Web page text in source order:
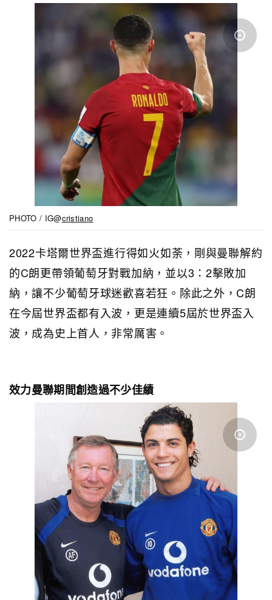
PHOTO / IG@cristiano
2022卡塔爾世界盃進行得如火如荼，剛與曼聯解約
的C朗更帶領葡萄牙對戰加納，並以3：2擊敗加
納，讓不少葡萄牙球迷歡喜若狂。除此之外，C朗
在今屆世界盃都有入波，更是連續5屆於世界盃入
波，成為史上首人，非常厲害。
效力曼聯期間創造過不少佳績